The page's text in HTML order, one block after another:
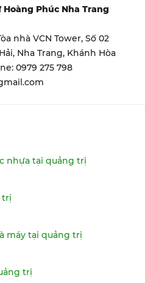
Phúc Nha Trang
nhà VCN Tower, Số 02
Nha Trang, Khánh Hòa
0979 275 798
nhựa tại quảng trị
trị
máy tại quảng trị
trị